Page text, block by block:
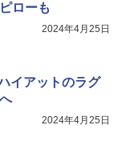
小型 緑色/赤色/青紫色
距離照射 長時間使用
安全性 金属製耐久 コ
運び便利 アウトド
展示会用 緑
ローも
2024年4月25日
イアットのラグ
2024年4月25日